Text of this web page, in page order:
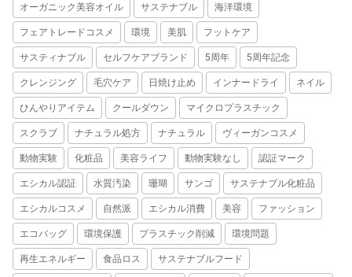
オーガニック美容オイル サステナブル 海洋環境
フェアトレードコスメ 環境 美肌 フットケア
サスティナブル セルフケアブランド 5周年 5周年記念
クレンジング 毛穴ケア 日焼け止め インナードライ ネイル
ひんやりアイテム クールダウン マイクロプラスチック
スクラブ ナチュラル処方 ナチュラル ヴィーガンコスメ
動物実験 化粧品 美容ライフ 動物実験なし 認証マーク
エシカル認証 水質汚染 珊瑚 サンゴ サステナブル化粧品
エシカルコスメ 自然派 エシカル消費 美容 ファッション
エコバッグ 環境保護 プラスチック削減 環境問題
再生エネルギー 食品ロス サステナブルフード